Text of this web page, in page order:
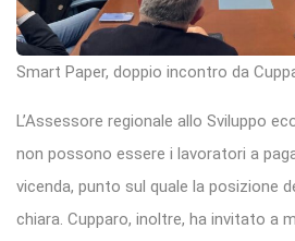
Smart Paper, doppio incontro da
L’Assessore regionale allo Sviluppo
non possono essere i lavoratori a
vicenda, punto sul quale la posizione
chiara. Cupparo, inoltre, ha invitato a